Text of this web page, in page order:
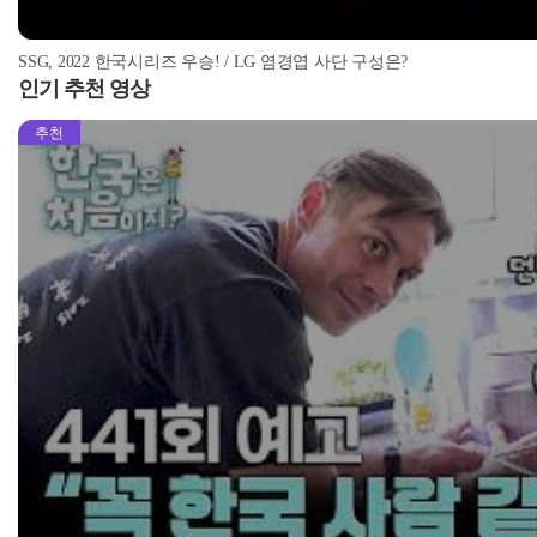
SSG, 2022 한국시리즈 우승! / LG 염경엽 사단 구성은?
인기 추천 영상
추천